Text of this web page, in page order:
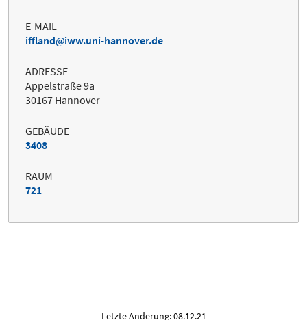
E-MAIL
iffland
iww.uni-hannover.de
ADRESSE
Appelstraße 9a
30167 Hannover
GEBÄUDE
3408
RAUM
721
Letzte Änderung: 08.12.21